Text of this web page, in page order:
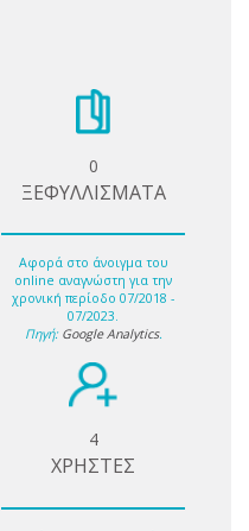
0
ΞΕΦΥΛΛΙΣΜΑΤΑ
Αφορά στο άνοιγμα του
online αναγνώστη για την
χρονική περίοδο 07/2018 -
07/2023.
Πηγή: Google Analytics.
4
ΧΡΗΣΤΕΣ